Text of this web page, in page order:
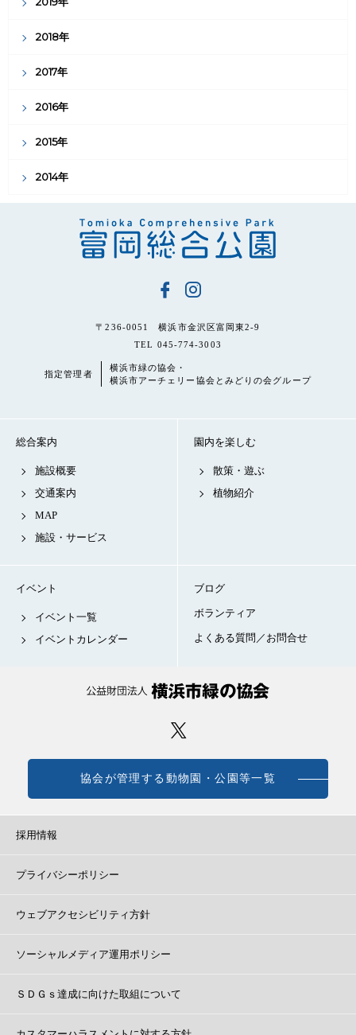
2018年
2017年
2016年
2015年
2014年
〒236-0051 横浜市金沢区富岡東2-9
TEL 045-774-3003
指定管理者
横浜市緑の協会・
横浜市アーチェリー協会とみどりの会グループ
総合案内
施設概要
交通案内
MAP
施設・サービス
園内を楽しむ
散策・遊ぶ
植物紹介
イベント
イベント一覧
イベントカレンダー
ブログ
ボランティア
よくある質問／お問合せ
協会が管理する動物園・公園等一覧
採用情報
プライバシーポリシー
ウェブアクセシビリティ方針
ソーシャルメディア運用ポリシー
ＳＤＧｓ達成に向けた取組について